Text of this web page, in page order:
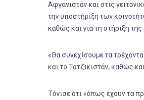
Αφγανιστάν και στις
την υποστήριξη των
καθώς και για τη στήριξη
«Θα συνεχίσουμε τα
και το Τατζικιστάν, καθώς
Τόνισε ότι «όπως έχουν τα